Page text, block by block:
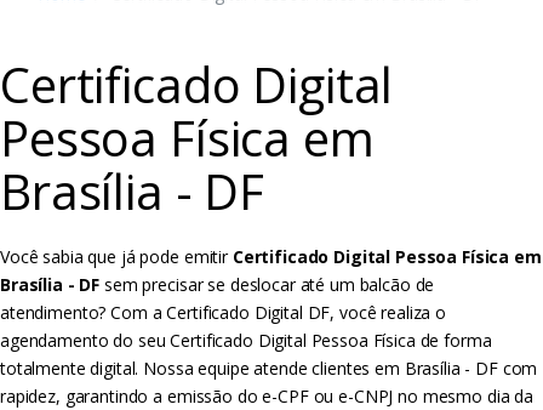
Certificado Digital
Pessoa Física em
Brasília - DF
Você sabia que já pode emitir Certificado Digital Pessoa Física em
Brasília - DF sem precisar se deslocar até um balcão de
atendimento? Com a Certificado Digital DF, você realiza o
agendamento do seu Certificado Digital Pessoa Física de forma
totalmente digital. Nossa equipe atende clientes em Brasília - DF com
rapidez, garantindo a emissão do e-CPF ou e-CNPJ no mesmo dia da